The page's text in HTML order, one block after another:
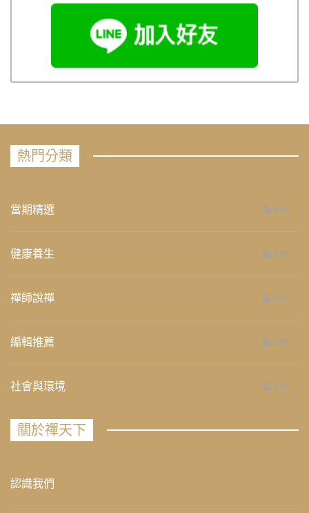
熱門分類
當期精選 658
健康養生 276
禪師說禪 267
編輯推薦 236
社會與環境 235
關於禪天下
認識我們